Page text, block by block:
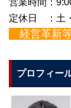
営業時間：
定休日 ：土
経営革新
プロフィー